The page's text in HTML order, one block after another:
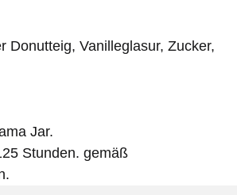
Donutteig, Vanilleglasur, Zucker,
Jar.
Stunden. gemäß